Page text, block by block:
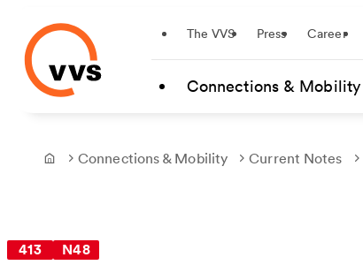
Skip to main content
The VVS Press Career
Connections & Mobility
Frontpage
Connections & Mobility Current Notes
413 N48